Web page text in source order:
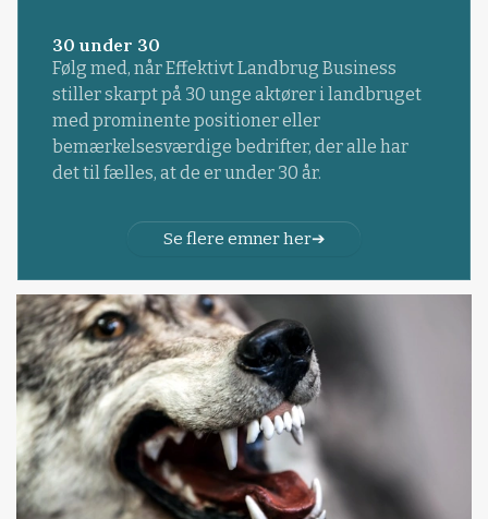
30 under 30
Følg med, når Effektivt Landbrug Business
stiller skarpt på 30 unge aktører i landbruget
med prominente positioner eller
bemærkelsesværdige bedrifter, der alle har
det til fælles, at de er under 30 år.
Se flere emner her